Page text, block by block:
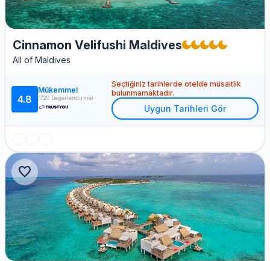
Cinnamon Velifushi Maldives
All of Maldives
4.8
Mükemmel
(720 Değerlendirme)
Seçtiğiniz tarihlerde otelde müsaitlik
bulunmamaktadır.
Uygun Tarihleri Gör
favorite